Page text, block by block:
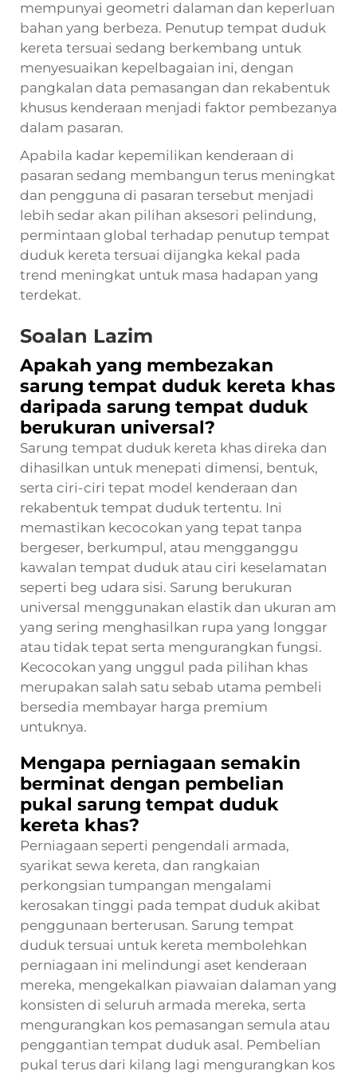
mempunyai geometri dalaman dan keperluan
bahan yang berbeza. Penutup tempat duduk
kereta tersuai sedang berkembang untuk
menyesuaikan kepelbagaian ini, dengan
pangkalan data pemasangan dan rekabentuk
khusus kenderaan menjadi faktor pembezanya
dalam pasaran.
Apabila kadar kepemilikan kenderaan di
pasaran sedang membangun terus meningkat
dan pengguna di pasaran tersebut menjadi
lebih sedar akan pilihan aksesori pelindung,
permintaan global terhadap penutup tempat
duduk kereta tersuai dijangka kekal pada
trend meningkat untuk masa hadapan yang
terdekat.
Soalan Lazim
Apakah yang membezakan
sarung tempat duduk kereta khas
daripada sarung tempat duduk
berukuran universal?
Sarung tempat duduk kereta khas direka dan
dihasilkan untuk menepati dimensi, bentuk,
serta ciri-ciri tepat model kenderaan dan
rekabentuk tempat duduk tertentu. Ini
memastikan kecocokan yang tepat tanpa
bergeser, berkumpul, atau mengganggu
kawalan tempat duduk atau ciri keselamatan
seperti beg udara sisi. Sarung berukuran
universal menggunakan elastik dan ukuran am
yang sering menghasilkan rupa yang longgar
atau tidak tepat serta mengurangkan fungsi.
Kecocokan yang unggul pada pilihan khas
merupakan salah satu sebab utama pembeli
bersedia membayar harga premium
untuknya.
Mengapa perniagaan semakin
berminat dengan pembelian
pukal sarung tempat duduk
kereta khas?
Perniagaan seperti pengendali armada,
syarikat sewa kereta, dan rangkaian
perkongsian tumpangan mengalami
kerosakan tinggi pada tempat duduk akibat
penggunaan berterusan. Sarung tempat
duduk tersuai untuk kereta membolehkan
perniagaan ini melindungi aset kenderaan
mereka, mengekalkan piawaian dalaman yang
konsisten di seluruh armada mereka, serta
mengurangkan kos pemasangan semula atau
penggantian tempat duduk asal. Pembelian
pukal terus dari kilang lagi mengurangkan kos